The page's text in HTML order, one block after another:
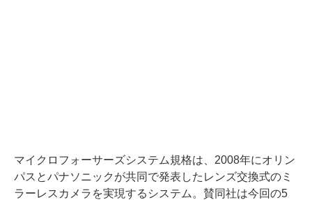
マイクロフォーサーズシステム規格は、2008年にオリン
パスとパナソニックが共同で発表したレンズ交換式のミ
ラーレスカメラを実現するシステム。賛同社は今回の5